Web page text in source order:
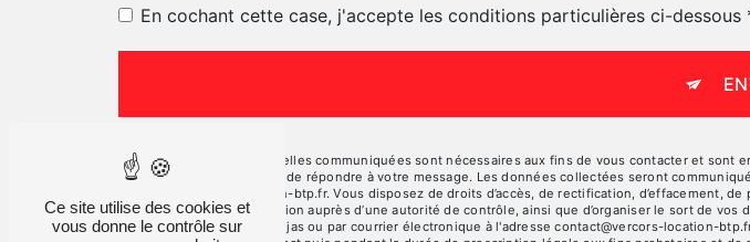
En cochant cette case, j'accepte les conditions particulières ci-dessous
** Les données personnelles communiquées sont nécessaires aux fins de vous contacter et
traitants dans le seul but de répondre à votre message. Les données collectées seront
contact@vercors-location-btp.fr. Vous disposez de droits d’accès, de rectification,
d’introduire une réclamation auprès d’une autorité de contrôle, ainsi que d’organiser le sort de
Plan, 26190 La Motte-Fanjas ou par courrier électronique à l'adresse contact@vercors-location-
Ce site utilise des cookies et
vous donne le contrôle sur